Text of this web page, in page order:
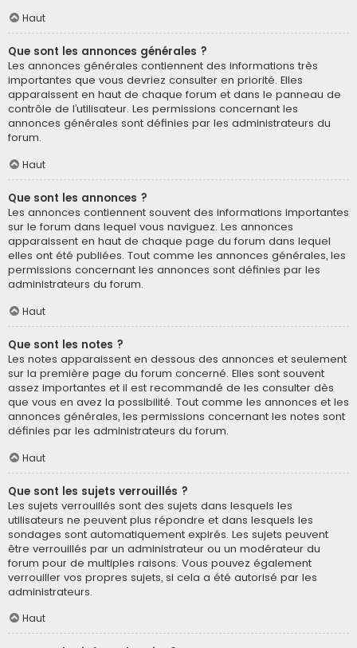
Haut
Que sont les annonces générales ?
Les annonces générales contiennent des informations très
importantes que vous devriez consulter en priorité. Elles
apparaissent en haut de chaque forum et dans le panneau de
contrôle de l’utilisateur. Les permissions concernant les
annonces générales sont définies par les administrateurs du
forum.
Haut
Que sont les annonces ?
Les annonces contiennent souvent des informations importantes
sur le forum dans lequel vous naviguez. Les annonces
apparaissent en haut de chaque page du forum dans lequel
elles ont été publiées. Tout comme les annonces générales, les
permissions concernant les annonces sont définies par les
administrateurs du forum.
Haut
Que sont les notes ?
Les notes apparaissent en dessous des annonces et seulement
sur la première page du forum concerné. Elles sont souvent
assez importantes et il est recommandé de les consulter dès
que vous en avez la possibilité. Tout comme les annonces et les
annonces générales, les permissions concernant les notes sont
définies par les administrateurs du forum.
Haut
Que sont les sujets verrouillés ?
Les sujets verrouillés sont des sujets dans lesquels les
utilisateurs ne peuvent plus répondre et dans lesquels les
sondages sont automatiquement expirés. Les sujets peuvent
être verrouillés par un administrateur ou un modérateur du
forum pour de multiples raisons. Vous pouvez également
verrouiller vos propres sujets, si cela a été autorisé par les
administrateurs.
Haut